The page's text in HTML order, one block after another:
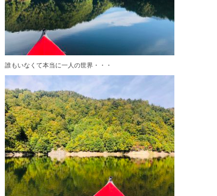
誰もいなくて本当に一人の世界・・・